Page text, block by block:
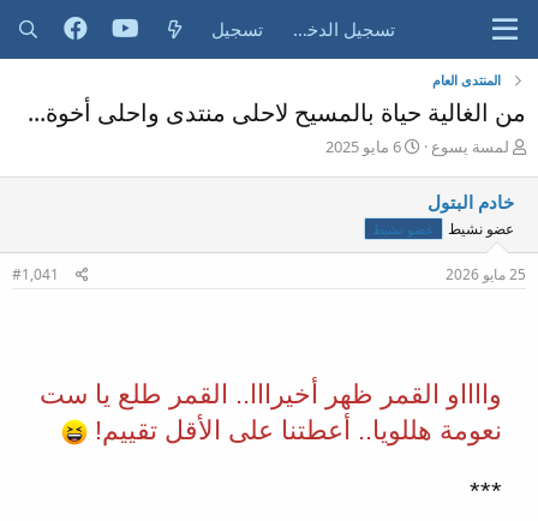
تسجيل الدخول تسجيل
المنتدى العام
من الغالية حياة بالمسيح لاحلى منتدى واحلى أخوة...
ب
ئ
ا
ل
م
لمسة يسوع
ت
خ
ا
6 مايو 2025
خادم البتول
عضو نشيط عضو نشيط
25 مايو 2026 #1,041
وااااو القمر ظهر أخيرااا.. القمر طلع يا ست
نعومة هللويا.. أعطتنا على الأقل تقييم!
***